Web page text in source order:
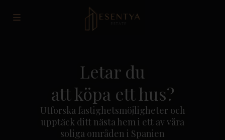
Letar du
att köpa ett hus?
Utforska fastighetsmöjligheter och
upptäck ditt nästa hem i ett av våra
soliga områden i Spanien